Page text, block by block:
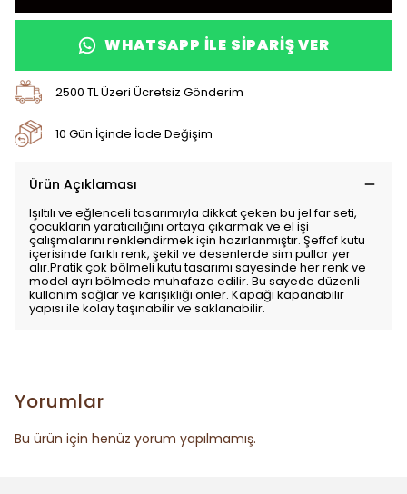
WHATSAPP ILE SIPARIŞ VER
2500 TL Üzeri Ücretsiz Gönderim
10 Gün İçinde İade Değişim
Ürün Açıklaması
Işıltılı ve eğlenceli tasarımıyla dikkat çeken bu jel far seti,
çocukların yaratıcılığını ortaya çıkarmak ve el işi
çalışmalarını renklendirmek için hazırlanmıştır. Şeffaf kutu
içerisinde farklı renk, şekil ve desenlerde sim pullar yer
alır.Pratik çok bölmeli kutu tasarımı sayesinde her renk ve
model ayrı bölmede muhafaza edilir. Bu sayede düzenli
kullanım sağlar ve karışıklığı önler. Kapağı kapanabilir
yapısı ile kolay taşınabilir ve saklanabilir.
Yorumlar
Bu ürün için henüz yorum yapılmamış.